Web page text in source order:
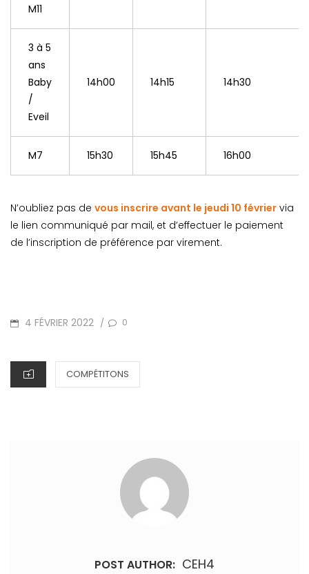
M11
3 à 5
ans
Baby
/
Eveil
14h00 14h15 14h30
M7 15h30 15h45 16h00
N’oubliez pas de vous inscrire avant le jeudi 10 février via
le lien communiqué par mail, et d’effectuer le paiement
de l’inscription de préférence par virement.
POSTED4 FÉVRIER 2022 / 0
CATEGORIES
COMPÉTITONS
POST AUTHOR: CEH4